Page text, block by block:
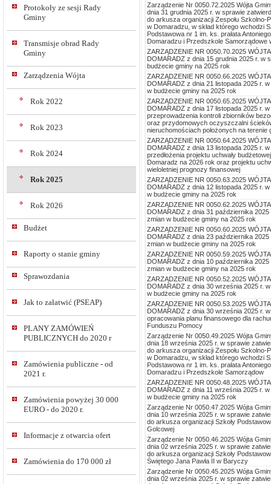
Protokoły ze sesji Rady
Gminy
Transmisje obrad Rady
Gminy
Zarządzenia Wójta
Rok 2022
Rok 2023
Rok 2024
Rok 2025
Rok 2026
Budżet
Raporty o stanie gminy
Sprawozdania
Jak to załatwić (PSEAP)
PLANY ZAMÓWIEŃ
PUBLICZNYCH do 2020 r
Zamówienia publiczne - od
2021 r.
Zamówienia powyżej 30 000
EURO - do 2020 r.
Informacje z otwarcia ofert
Zamówienia do 170 000 zł
Zarządzenie Nr 0050.72.2025 Wójta
dnia 31 grudnia 2025 r. w sprawie
do arkusza organizacji Zespołu Szkolno-
w Domaradzu, w skład którego wchodzi
Podstawowa nr 1 im. ks. prałata
Domaradzu i Przedszkole Samorządowe
ZARZĄDZENIE NR 0050.70.2025
DOMARADZ z dnia 15 grudnia 2025 r. w
budżecie gminy na 2025 rok
ZARZĄDZENIE NR 0050.66.2025
DOMARADZ z dnia 21 listopada 2025 r.
w budżecie gminy na 2025 rok
ZARZĄDZENIE NR 0050.65.2025
DOMARADZ z dnia 17 listopada 2025 r.
przeprowadzenia kontroli zbiorników
oraz przydomowych oczyszczalni
nieruchomościach położonych na terenie
ZARZĄDZENIE NR 0050.64.2025
DOMARADZ z dnia 13 listopada 2025 r.
przedłożenia projektu uchwały
Domaradz na 2026 rok oraz projektu
wieloletniej prognozy finansowej
ZARZĄDZENIE NR 0050.63.2025
DOMARADZ z dnia 12 listopada 2025 r.
w budżecie gminy na 2025 rok
ZARZĄDZENIE NR 0050.62.2025
DOMARADZ z dnia 31 października 2025
zmian w budżecie gminy na 2025 rok
ZARZĄDZENIE NR 0050.60.2025
DOMARADZ z dnia 23 października 2025
zmian w budżecie gminy na 2025 rok
ZARZĄDZENIE NR 0050.59.2025
DOMARADZ z dnia 10 października 2025
zmian w budżecie gminy na 2025 rok
ZARZĄDZENIE NR 0050.52.2025
DOMARADZ z dnia 30 września 2025 r.
w budżecie gminy na 2025 rok
ZARZĄDZENIE NR 0050.53.2025
DOMARADZ z dnia 30 września 2025 r.
opracowania planu finansowego dla
Funduszu Pomocy
Zarządzenie Nr 0050.49.2025 Wójta
dnia 18 września 2025 r. w sprawie
do arkusza organizacji Zespołu Szkolno-
w Domaradzu, w skład którego wchodzi
Podstawowa nr 1 im. ks. prałata
Domaradzu i Przedszkole Samorządow
ZARZĄDZENIE NR 0050.48.2025
DOMARADZ z dnia 11 września 2025 r.
w budżecie gminy na 2025 rok
Zarządzenie Nr 0050.47.2025 Wójta
dnia 10 września 2025 r. w sprawie
do arkusza organizacji Szkoły
Golcowej
Zarządzenie Nr 0050.46.2025 Wójta
dnia 02 września 2025 r. w sprawie
do arkusza organizacji Szkoły
Świętego Jana Pawła II w Baryczy
Zarządzenie Nr 0050.45.2025 Wójta
dnia 02 września 2025 r. w sprawie